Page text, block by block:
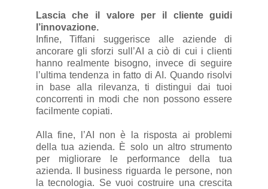
Lascia che il valore per il cliente guidi
l’innovazione.
Infine, Tiffani suggerisce alle aziende di
ancorare gli sforzi sull’AI a ciò di cui i clienti
hanno realmente bisogno, invece di seguire
l’ultima tendenza in fatto di AI. Quando risolvi
in base alla rilevanza, ti distingui dai tuoi
concorrenti in modi che non possono essere
facilmente copiati.
Alla fine, l’AI non è la risposta ai problemi
della tua azienda. È solo un altro strumento
per migliorare le performance della tua
azienda. Il business riguarda le persone, non
la tecnologia. Se vuoi costruire una crescita